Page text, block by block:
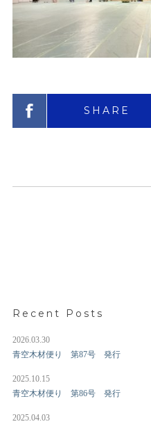
Recent Posts
2026.03.30
青空木材便り 第87号 発行
2025.10.15
青空木材便り 第86号 発行
2025.04.03
SHARE